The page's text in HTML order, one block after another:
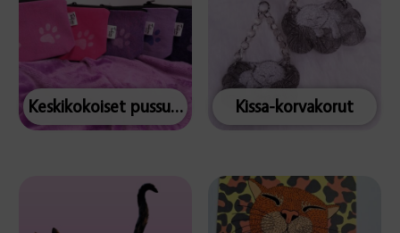
Keskikokoiset pussukat Kissa-korvakorut